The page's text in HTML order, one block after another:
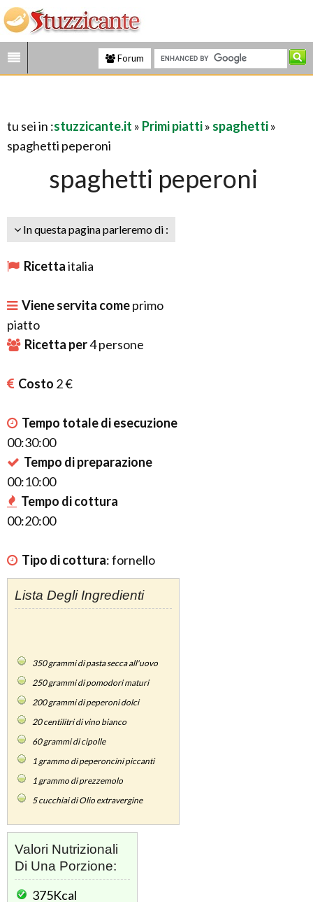
Forum
tu sei in :stuzzicante.it » Primi piatti» spaghetti»
spaghetti peperoni
spaghetti peperoni
In questa pagina parleremo di :
Ricettaitalia
Viene servita comeprimo
piatto
Ricetta per4persone
Costo 2 €
Tempo totale di esecuzione
00:30:00
Tempo di preparazione
00:10:00
Tempo di cottura
00:20:00
Tipo di cottura:fornello
Lista Degli Ingredienti
350grammi di pasta secca all'uovo
250grammi di pomodori maturi
200grammi di peperoni dolci
20centilitri di vino bianco
60grammi di cipolle
1grammo di peperoncini piccanti
1grammo di prezzemolo
5cucchiai di Olio extravergine
Valori Nutrizionali
Di Una Porzione:
375Kcal